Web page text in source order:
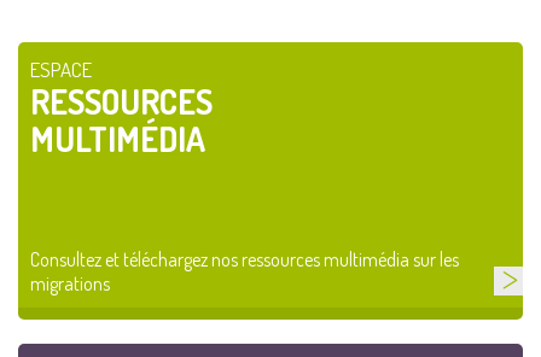
ESPACE
RESSOURCES
MULTIMÉDIA
Consultez et téléchargez nos ressources multimédia sur les
migrations